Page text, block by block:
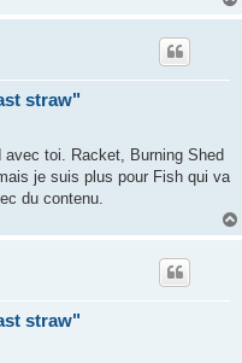
straw"
toi. Racket, Burning Shed
je suis plus pour Fish qui va
du contenu.
straw"